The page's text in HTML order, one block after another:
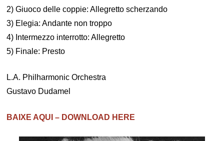
2) Giuoco delle coppie: Allegretto scherzando
3) Elegia: Andante non troppo
4) Intermezzo interrotto: Allegretto
5) Finale: Presto
L.A. Philharmonic Orchestra
Gustavo Dudamel
BAIXE AQUI – DOWNLOAD HERE